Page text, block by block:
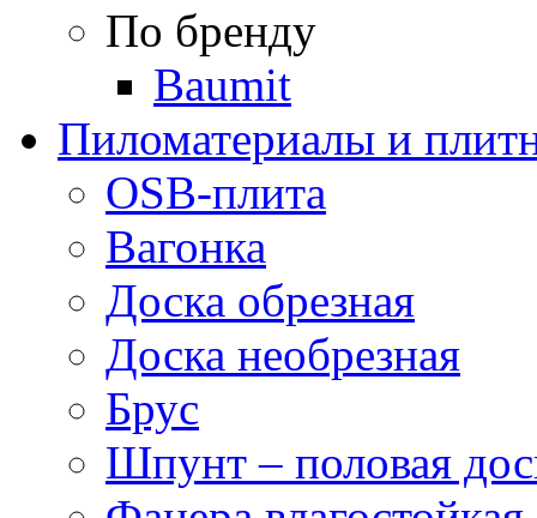
По бренду
Baumit
Пиломатериалы и
OSB-плита
Вагонка
Доска обрезная
Доска необрезная
Брус
Шпунт – половая